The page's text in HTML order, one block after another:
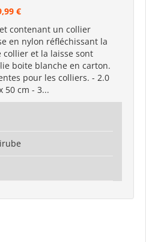
€
contenant un collier
en nylon réfléchissant la
et la laisse sont
boite blanche en carton.
pour les colliers. - 2.0
50 cm - 3...